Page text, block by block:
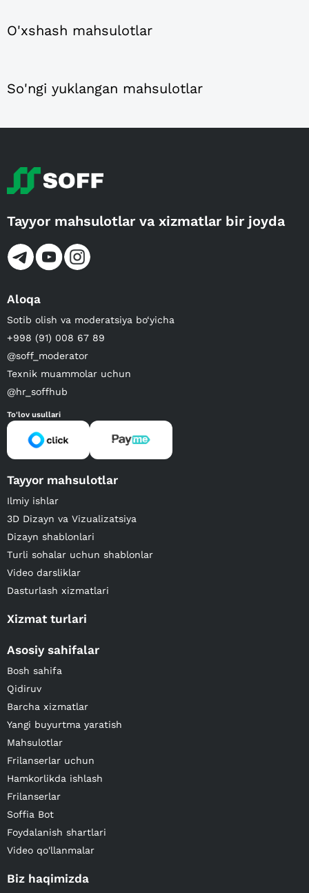
O'xshash mahsulotlar
So'ngi yuklangan mahsulotlar
Tayyor mahsulotlar va xizmatlar bir joyda
Aloqa
Sotib olish va moderatsiya bo‘yicha
+998 (91) 008 67 89
@soff_moderator
Texnik muammolar uchun
@hr_soffhub
To'lov usullari
Tayyor mahsulotlar
Ilmiy ishlar
3D Dizayn va Vizualizatsiya
Dizayn shablonlari
Turli sohalar uchun shablonlar
Video darsliklar
Dasturlash xizmatlari
Xizmat turlari
Asosiy sahifalar
Bosh sahifa
Qidiruv
Barcha xizmatlar
Yangi buyurtma yaratish
Mahsulotlar
Frilanserlar uchun
Hamkorlikda ishlash
Frilanserlar
Soffia Bot
Foydalanish shartlari
Video qo'llanmalar
Biz haqimizda